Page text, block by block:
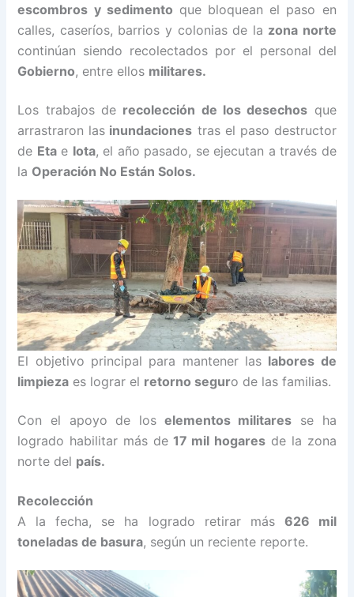
escombros y sedimento que bloquean el paso en
calles, caseríos, barrios y colonias de la zona norte
continúan siendo recolectados por el personal del
Gobierno, entre ellos militares.
Los trabajos de recolección de los desechos que
arrastraron las inundaciones tras el paso destructor
de Etae Iota, el año pasado, se ejecutan a través de
la Operación No Están Solos.
El objetivo principal para mantener las labores de
limpieza es lograr el retorno seguro de las familias.
Con el apoyo de los elementos militares se ha
logrado habilitar más de17 mil hogares de la zona
norte del país.
Recolección
A la fecha, se ha logrado retirar más 626 mil
toneladas de basura, según un reciente reporte.